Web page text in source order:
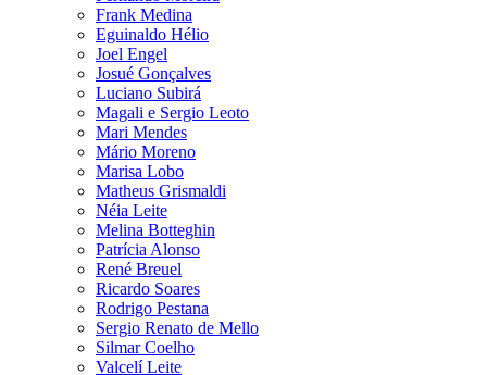
Frank Medina
Eguinaldo Hélio
Joel Engel
Josué Gonçalves
Luciano Subirá
Magali e Sergio Leoto
Mari Mendes
Mário Moreno
Marisa Lobo
Matheus Grismaldi
Néia Leite
Melina Botteghin
Patrícia Alonso
René Breuel
Ricardo Soares
Rodrigo Pestana
Sergio Renato de Mello
Silmar Coelho
Valcelí Leite